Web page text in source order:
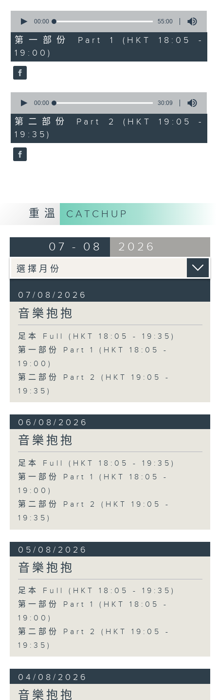
seconds
55
minutes,
0
seconds
00:00 55:00
第一部份 Part 1 (HKT 18:05 -
19:00)
seconds
30
minutes,
9
seconds
00:00 30:09
第二部份 Part 2 (HKT 19:05 -
19:35)
重溫 CATCHUP
07 - 08 2026
07/08/2026
音樂抱抱
足本 Full (HKT 18:05 - 19:35)
第一部份 Part 1 (HKT 18:05 -
19:00)
第二部份 Part 2 (HKT 19:05 -
19:35)
06/08/2026
音樂抱抱
足本 Full (HKT 18:05 - 19:35)
第一部份 Part 1 (HKT 18:05 -
19:00)
第二部份 Part 2 (HKT 19:05 -
19:35)
05/08/2026
音樂抱抱
足本 Full (HKT 18:05 - 19:35)
第一部份 Part 1 (HKT 18:05 -
19:00)
第二部份 Part 2 (HKT 19:05 -
19:35)
04/08/2026
音樂抱抱